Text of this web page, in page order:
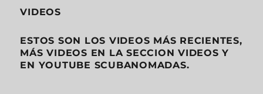
VIDEOS
ESTOS SON LOS VIDEOS MÁS RECIENTES,
MÁS VIDEOS EN LA SECCION VIDEOS Y
EN YOUTUBE SCUBANOMADAS.